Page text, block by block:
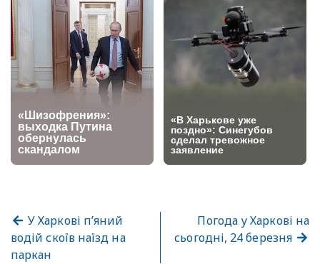
У Харкові п’яний
водій скоїв наїзд на
паркан
Погода у Харкові на
сьогодні, 24 березня